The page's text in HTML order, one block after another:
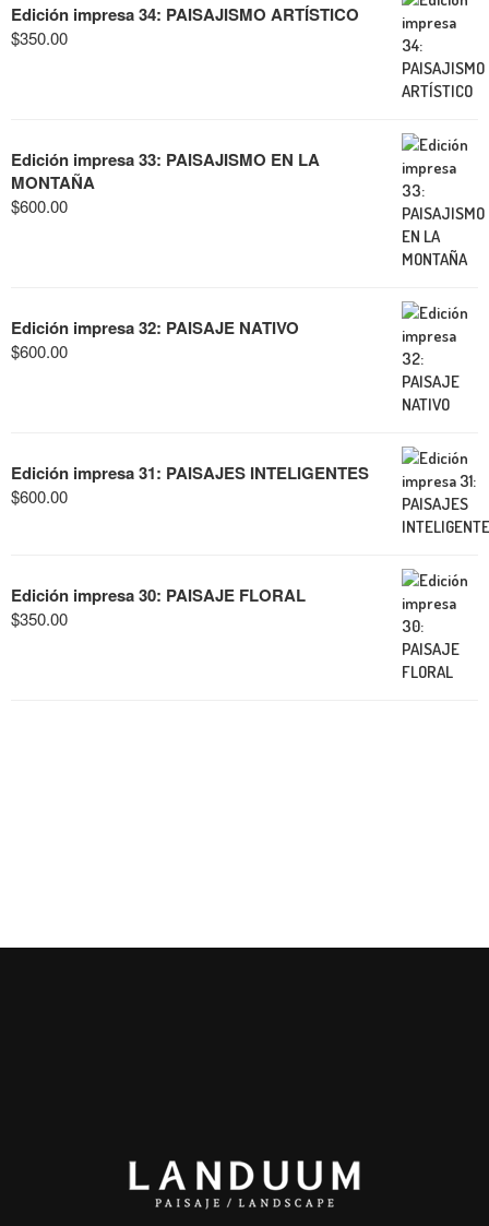
Edición impresa 34: PAISAJISMO ARTÍSTICO
$350.00
Edición impresa 33: PAISAJISMO EN LA
MONTAÑA
$600.00
Edición impresa 32: PAISAJE NATIVO
$600.00
Edición impresa 31: PAISAJES INTELIGENTES
$600.00
Edición impresa 30: PAISAJE FLORAL
$350.00